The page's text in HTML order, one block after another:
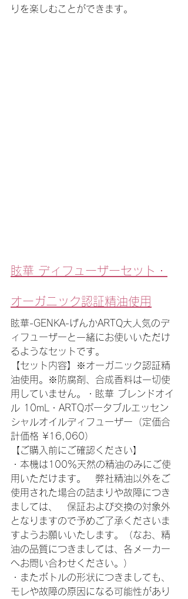
りを楽しむことができます。
眩華 ディフューザーセット・
オーガニック認証精油使用
眩華-GENKA-げんかARTQ大人気のデ
ィフューザーと一緒にお使いいただけ
るようなセットです。
【セット内容】※オーガニック認証精
油使用。※防腐剤、合成香料は一切使
用していません。・眩華 ブレンドオイ
ル 10mL・ARTQポータブルエッセン
シャルオイルディフューザー（定価合
計価格 ¥16,060）
【ご購入前にご確認ください】
・本機は100％天然の精油のみにご使
用いただけます。　弊社精油以外をご
使用された場合の詰まりや故障につき
ましては、　保証および交換の対象外
となりますので予めご了承くださいま
すようお願いいたします。（なお、精
油の品質につきましては、各メーカー
へお問い合わせください。）
・またボトルの形状につきましても、
モレや故障の原因になる可能性があり